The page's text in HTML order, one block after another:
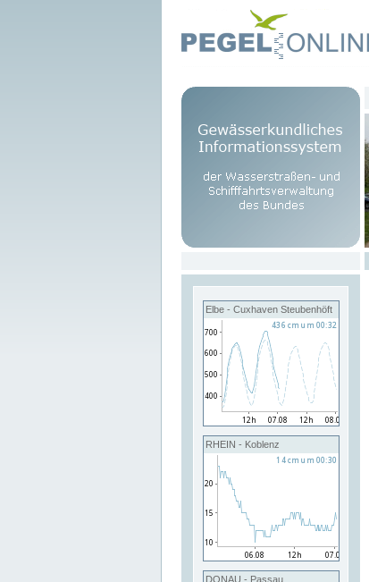
Elbe - Cuxhaven Steubenhöft
RHEIN - Koblenz
DONAU - Passau